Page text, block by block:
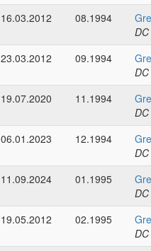
16.03.2012
08.1994
23.03.2012
09.1994
19.07.2020
11.1994
06.01.2023
12.1994
11.09.2024
01.1995
19.05.2012
02.1995